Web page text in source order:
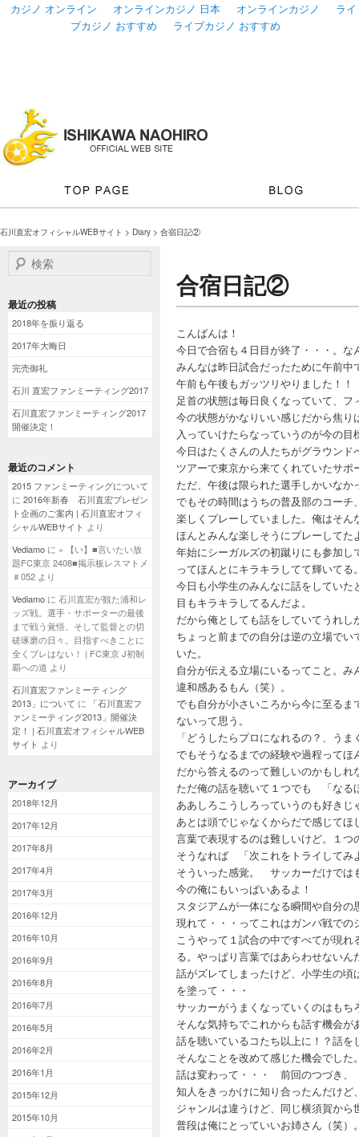
カジノ オンライン オンラインカジノ 日本 オンラインカジノ
ライ
ブカジノ おすすめ
ライブカジノ おすすめ
石川直宏オフィシャルWEBサイト > Diary > 合宿日記②
検索
最近の投稿
2018年を振り返る
2017年大晦日
完売御礼
石川 直宏ファンミーティング2017
石川直宏ファンミーティング2017
開催決定！
最近のコメント
2015 ファンミーティングについて
に 2016年新春 石川直宏プレゼン
ト企画のご案内 | 石川直宏オフィ
シャルWEBサイト より
Vediamo に » 【い】■言いたい放
題FC東京 2408■掲示板レスマトメ
＃052 より
Vediamo に 石川直宏が観た浦和レ
ッズ戦。選手・サポーターの最後
まで戦う覚悟。そして監督との切
磋琢磨の日々。目指すべきことに
全くブレはない！ | FC東京 J初制
覇への道 より
石川直宏ファンミーティング
2013」について に
「石川直宏フ
ァンミーティング2013」開催決
定！ | 石川直宏オフィシャルWEB
サイト より
アーカイブ
2018年12月
2017年12月
2017年8月
2017年4月
2017年3月
2016年12月
2016年10月
2016年9月
2016年8月
2016年7月
2016年5月
2016年2月
2016年1月
2015年12月
2015年10月
合宿日記②
こんばんは！
今日で合宿も４日目が終了・・・。
みんなは昨日試合だったために午前
午前も午後もガッツリやりました！！
足首の状態は毎日良くなっていて、
今の状態がかなりいい感じだから焦
入っていけたらなっていうのが今の目
今日はたくさんの人たちがグラウンド
ツアーで東京から来てくれていたサ
ただ、午後は限られた選手しかいな
でもその時間はうちの普及部のコー
楽しくプレーしていました。俺はそ
ほんとみんな楽しそうにプレーして
年始にシーガルズの初蹴りにも参加
ってほんとにキラキラしてて輝いてる
今日も小学生のみんなに話をしてい
目もキラキラしてるんだよ。
だから俺としても話をしていてうれ
ちょっと前までの自分は逆の立場で
いた。
自分が伝える立場にいるってこと。
違和感あるもん（笑）。
でも自分が小さいころから今に至る
ないって思う。
「どうしたらプロになれるの？、う
でもそうなるまでの経験や過程って
だから答えるのって難しいのかもしれ
ただ俺の話を聴いて１つでも 「なる
ああしろこうしろっていうのも好き
あとは頭でじゃなくからだで感じてほ
言葉で表現するのは難しいけど。１
そうなれば 「次これをトライしてみ
そういった感覚。 サッカーだけでは
今の俺にもいっぱいあるよ！
スタジアムが一体になる瞬間や自分
現れて・・・ってこれはガンバ戦での
こうやって１試合の中ですべてが現
る。やっぱり言葉ではあらわせない
話がズレてしまったけど、小学生の
を塗って・・・
サッカーがうまくなっていくのはも
そんな気持ちでこれからも話す機会
話を聴いているコたち以上に！？話
そんなことを改めて感じた機会でした
話は変わって・・・ 前回のつづき
知人をきっかけに知り合ったんだけ
ジャンルは違うけど、同じ横須賀か
普段は俺にとっていいお姉さん（笑